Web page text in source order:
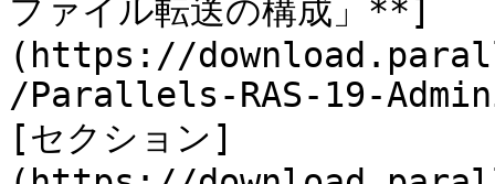
ファイル転送の構成」**]
(https://
/Parallels-RAS-19-
[セクション]